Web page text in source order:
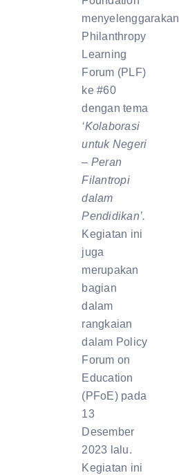
menyelenggarakan
Philanthropy
Learning
Forum (PLF)
ke #60
dengan tema
‘Kolaborasi
untuk Negeri
– Peran
Filantropi
dalam
Pendidikan’.
Kegiatan ini
juga
merupakan
bagian
dalam
rangkaian
dalam Policy
Forum on
Education
(PFoE) pada
13
Desember
2023 lalu.
Kegiatan ini